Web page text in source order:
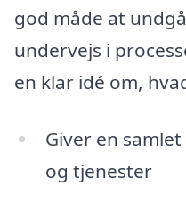
god måde at
undervejs i
en klar idé om,
Giver en
og tjenester